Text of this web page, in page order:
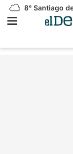
8° Santiago